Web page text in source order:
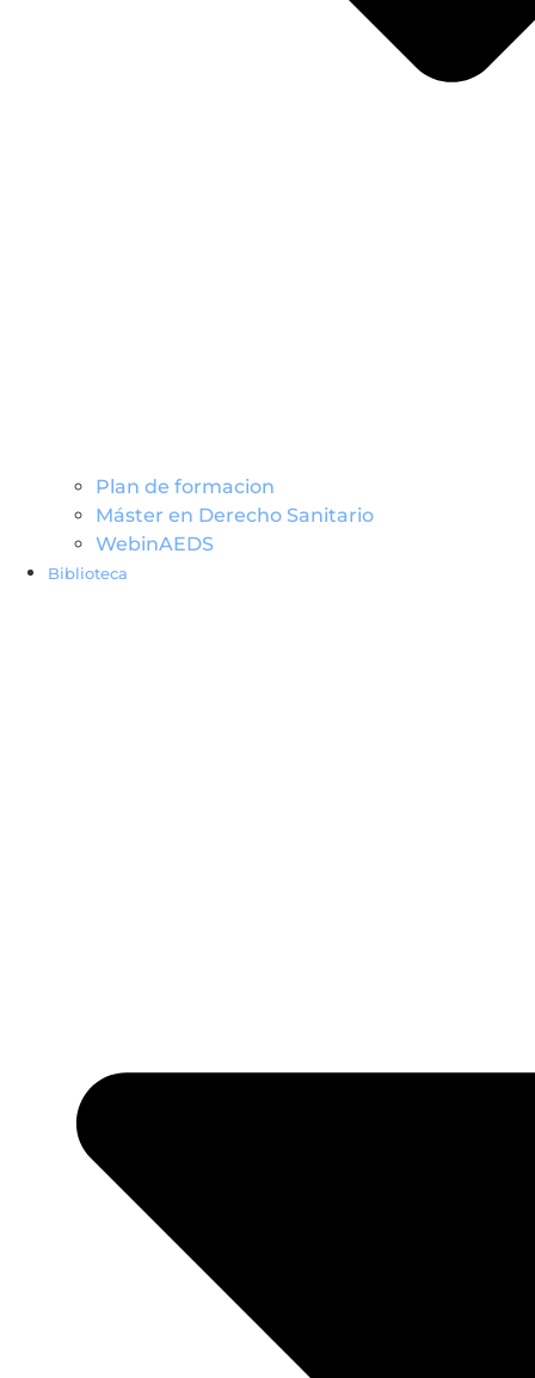
Plan de formacion
Máster en Derecho Sanitario
WebinAEDS
Biblioteca